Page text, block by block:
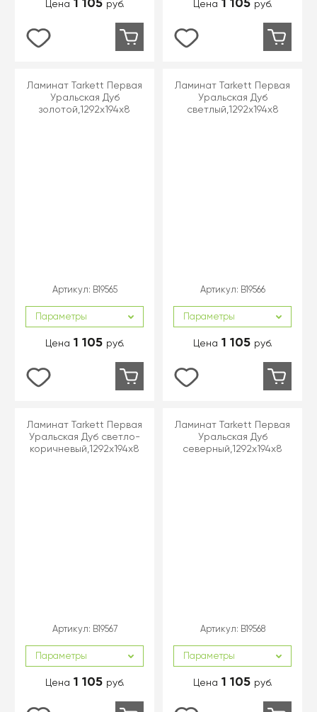
Цена руб. Цена руб.
Ламинат Tarkett Первая
Уральская Дуб
золотой,1292х194х8
Артикул: B19565
Параметры
Цена 1 105 руб.
Ламинат Tarkett Первая
Уральская Дуб
светлый,1292х194х8
Артикул: B19566
Параметры
Цена 1 105 руб.
Ламинат Tarkett Первая
Уральская Дуб светло-
коричневый,1292х194х8
Артикул: B19567
Параметры
Цена 1 105 руб.
Ламинат Tarkett Первая
Уральская Дуб
северный,1292х194х8
Артикул: B19568
Параметры
Цена 1 105 руб.